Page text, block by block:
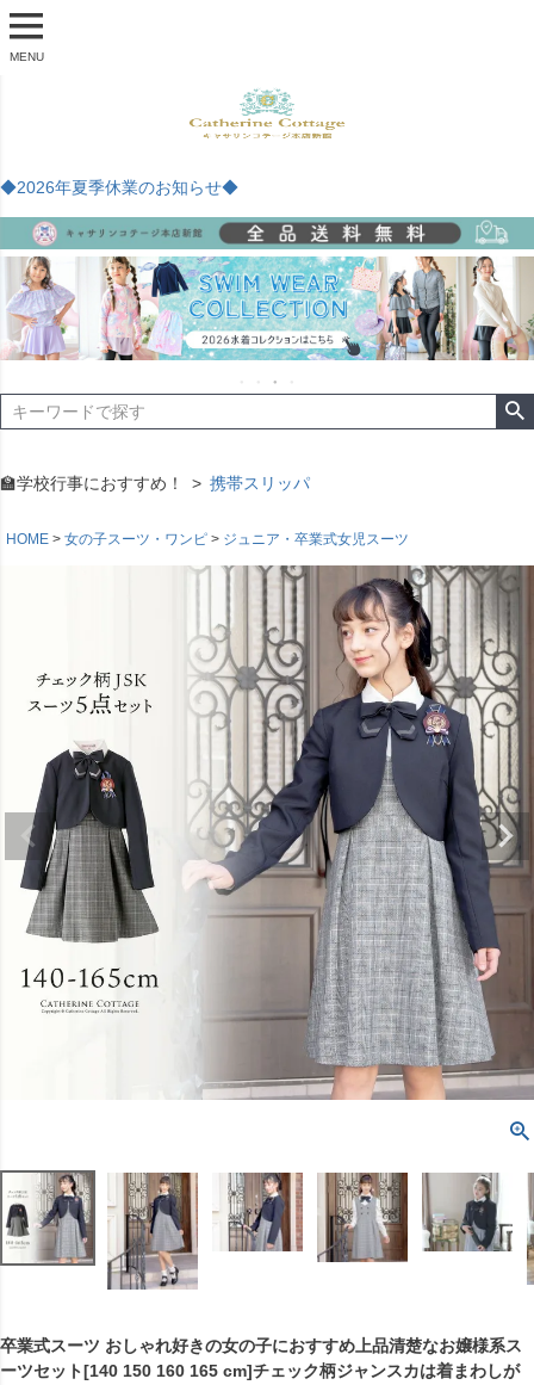
MENU
◆2026年夏季休業のお知らせ◆
🏫学校行事におすすめ！ 携帯スリッパ
HOME 女の子スーツ・ワンピ ジュニア・卒業式女児スーツ
卒業式スーツ おしゃれ好きの女の子におすすめ上品清楚なお嬢様系ス
ーツセット[140 150 160 165 cm]チェック柄ジャンスカは着まわしが